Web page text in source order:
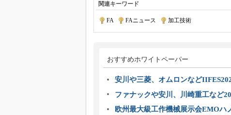
関連キーワード
FA| FAニュース 加工技術
おすすめホワイトペーパー
安川や三菱、オムロンなど
ファナックや安川、川崎重工など
欧州最大級工作機械展示会EMOハ